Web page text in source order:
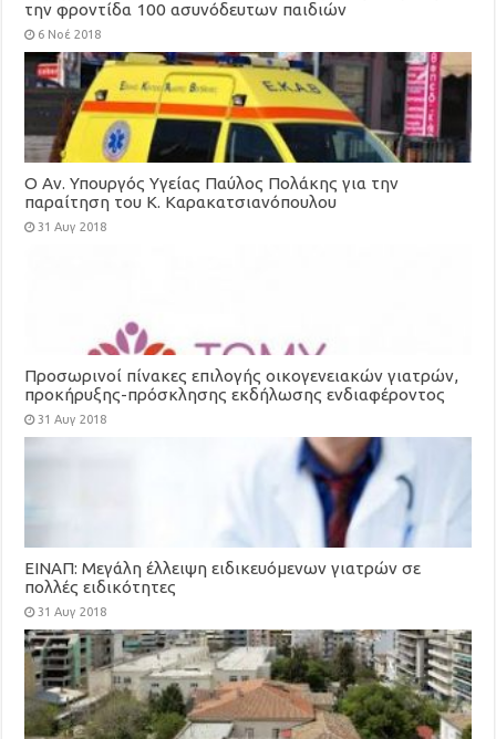
την φροντίδα 100 ασυνόδευτων παιδιών
6 Νοέ 2018
Ο Αν. Υπουργός Υγείας Παύλος Πολάκης για την
παραίτηση του Κ. Καρακατσιανόπουλου
31 Αυγ 2018
Προσωρινοί πίνακες επιλογής οικογενειακών γιατρών,
προκήρυξης-πρόσκλησης εκδήλωσης ενδιαφέροντος
για τη στελέχωση των Τοπικών Μονάδων Υγείας
(ΤΟΜΥ)
31 Αυγ 2018
ΕΙΝΑΠ: Μεγάλη έλλειψη ειδικευόμενων γιατρών σε
πολλές ειδικότητες
31 Αυγ 2018